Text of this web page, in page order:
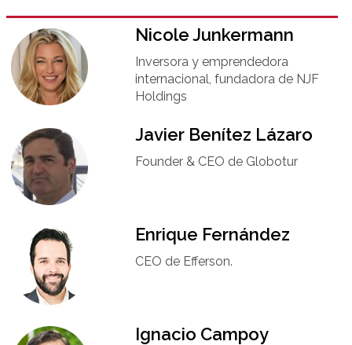
Nicole Junkermann​
Inversora y emprendedora
internacional, fundadora de NJF
Holdings
Javier Benítez Lázaro
Founder & CEO de Globotur​
Enrique Fernández
CEO de Efferson.
Ignacio Campoy​